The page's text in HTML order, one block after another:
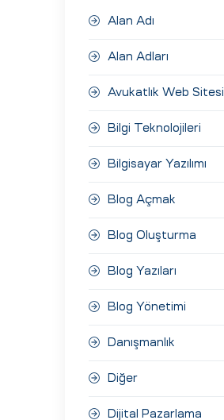
Alan Adı
Alan Adları
Avukatlık Web Sitesi
Bilgi Teknolojileri
Bilgisayar Yazılımı
Blog Açmak
Blog Oluşturma
Blog Yazıları
Blog Yönetimi
Danışmanlık
Diğer
Dijital Pazarlama